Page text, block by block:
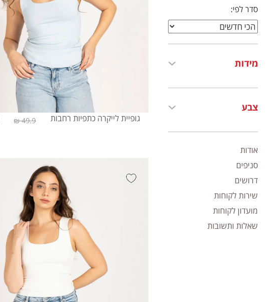
סדר לפי:
מידות
צבע
אודות
סניפים
דרושים
שירות לקוחות
מועדון לקוחות
שאלות ותשובות
גופיית לייקרה כתפיות רחבות 49.9 ₪